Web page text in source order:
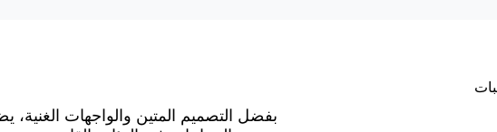
بفضل التصميم المتين والواجهات الغنية،